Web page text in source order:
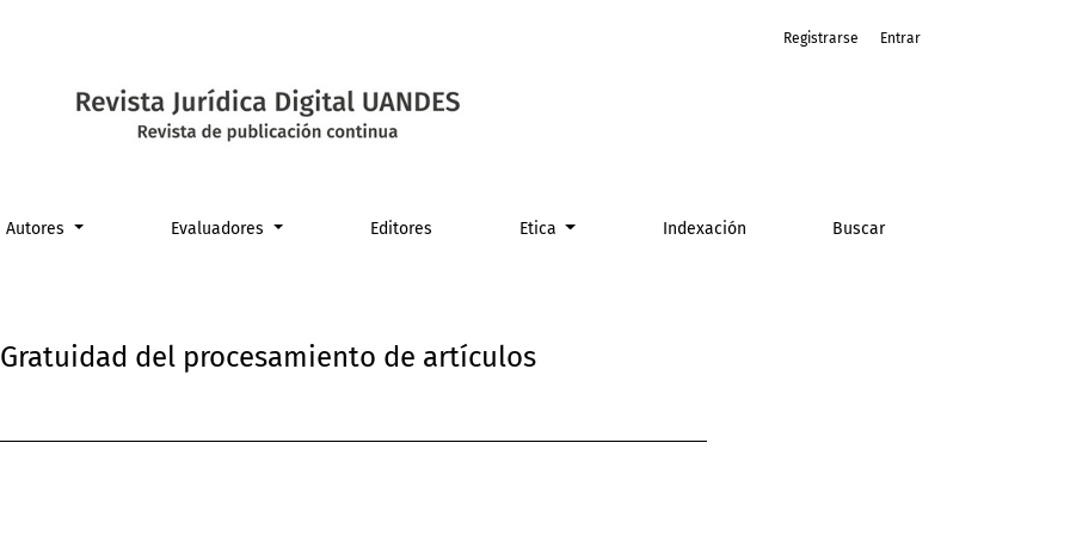
artículos
Autores Evaluadores Editores Etica Indexación Buscar
Registrarse Entrar
Gratuidad del procesamiento de artículos